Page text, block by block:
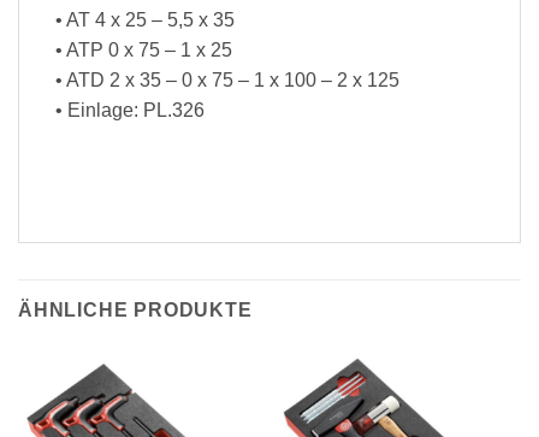
• AT 4 x 25 – 5,5 x 35
• ATP 0 x 75 – 1 x 25
• ATD 2 x 35 – 0 x 75 – 1 x 100 – 2 x 125
• Einlage: PL.326
ÄHNLICHE PRODUKTE